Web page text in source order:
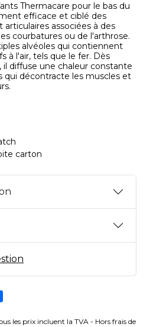
Thermacare pour le bas du
efficace et ciblé des
associées à des
courbatures ou de l'arthrose.
alvéoles qui contiennent
à l'air, tels que le fer. Dès
il diffuse une chaleur constante
qui décontracte les muscles et
carton
les prix incluent la TVA - Hors frais de